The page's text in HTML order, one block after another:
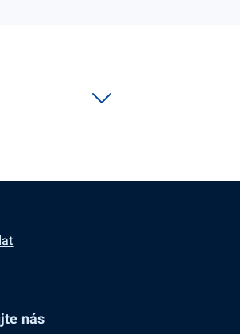
nás